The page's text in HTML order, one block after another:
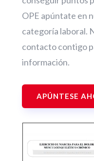
OPE apúntate en
categoría laboral.
contacto contigo
información.
APÚNTESE